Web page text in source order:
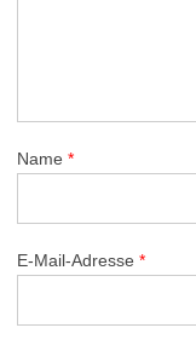
Name *
E-Mail-Adresse *